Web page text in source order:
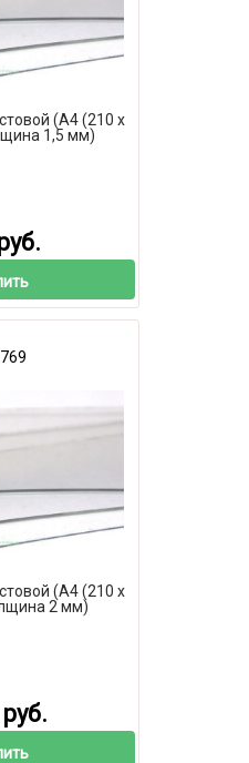
(А4 (210 х
1,5 мм)
(А4 (210 х
2 мм)